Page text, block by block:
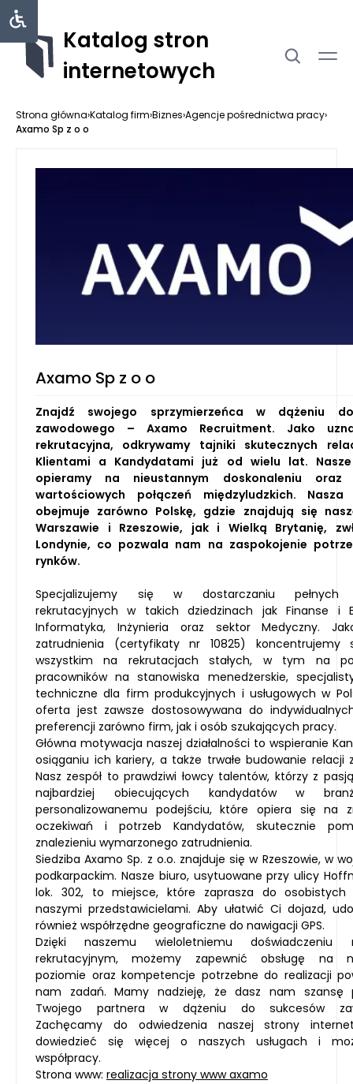
Katalog stron
internetowych
Strona główna›Katalog firm›Biznes›Agencje pośrednictwa pracy›
Axamo Sp z o o
Axamo Sp z o o
Znajdź swojego sprzymierzeńca w dążeniu
zawodowego – Axamo Recruitment. Jako
rekrutacyjna, odkrywamy tajniki skutecznych
Klientami a Kandydatami już od wielu lat. Nasze
opieramy na nieustannym doskonaleniu oraz
wartościowych połączeń międzyludzkich. Nasza
obejmuje zarówno Polskę, gdzie znajdują się
Warszawie i Rzeszowie, jak i Wielką Brytanię,
Londynie, co pozwala nam na zaspokojenie
rynków.
Specjalizujemy się w dostarczaniu pełnych
rekrutacyjnych w takich dziedzinach jak Finanse i
Informatyka, Inżynieria oraz sektor Medyczny.
zatrudnienia (certyfikaty nr 10825) koncentrujemy
wszystkim na rekrutacjach stałych, w tym na
pracowników na stanowiska menedżerskie,
techniczne dla firm produkcyjnych i usługowych w
oferta jest zawsze dostosowywana do
preferencji zarówno firm, jak i osób szukających pracy.
Główna motywacja naszej działalności to wspieranie
osiąganiu ich kariery, a także trwałe budowanie relacji
Nasz zespół to prawdziwi łowcy talentów, którzy z
najbardziej obiecujących kandydatów w
personalizowanemu podejściu, które opiera się na
oczekiwań i potrzeb Kandydatów, skutecznie
znalezieniu wymarzonego zatrudnienia.
Siedziba Axamo Sp. z o.o. znajduje się w Rzeszowie, w
podkarpackim. Nasze biuro, usytuowane przy ulicy
lok. 302, to miejsce, które zaprasza do osobistych
naszymi przedstawicielami. Aby ułatwić Ci dojazd,
również współrzędne geograficzne do nawigacji GPS.
Dzięki naszemu wieloletniemu
rekrutacyjnym, możemy zapewnić obsługę na
poziomie oraz kompetencje potrzebne do realizacji
nam zadań. Mamy nadzieję, że dasz nam szansę
Twojego partnera w dążeniu do sukcesów
Zachęcamy do odwiedzenia naszej strony
dowiedzieć się więcej o naszych usługach i
współpracy.
Strona www: realizacja strony www axamo